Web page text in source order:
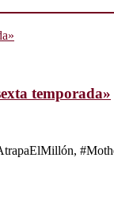
temporada»